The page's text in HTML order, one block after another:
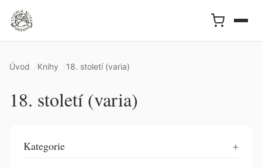
Úvod Knihy 18. století (varia)
18. století (varia)
Kategorie